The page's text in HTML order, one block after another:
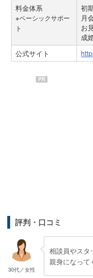
料金体系
※ベーシックサポー
ト
初
月
お
成
公式サイト
PR
評判・口コミ
30代／女性
相談員やスタ
親身になって